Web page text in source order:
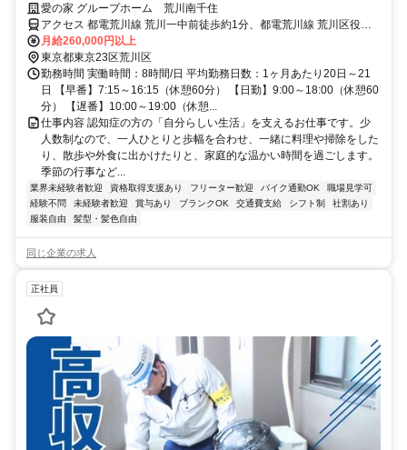
の仕事をスタートしよう
愛の家 グループホーム 荒川南千住
アクセス 都電荒川線 荒川一中前徒歩約1分、都電荒川線 荒川区役所
前徒歩約4分、都電荒川線 三ノ輪橋徒歩約4分 都電荒川線「荒川一中
前駅」より徒歩2分
月給260,000円以上
東京都東京23区荒川区
勤務時間 実働時間：8時間/日 平均勤務日数：1ヶ月あたり20日～21
日 【早番】7:15～16:15（休憩60分） 【日勤】9:00～18:00（休憩60
分） 【遅番】10:00～19:00（休憩...
仕事内容 認知症の方の「自分らしい生活」を支えるお仕事です。少
人数制なので、一人ひとりと歩幅を合わせ、一緒に料理や掃除をした
り、散歩や外食に出かけたりと、家庭的な温かい時間を過ごします。
季節の行事など...
業界未経験者歓迎 資格取得支援あり フリーター歓迎 バイク通勤OK
職場見学可
経験不問
未経験者歓迎 賞与あり ブランクOK 交通費支給 シフト制
社割あり
服装自由
髪型・髪色自由
同じ企業の求人
正社員